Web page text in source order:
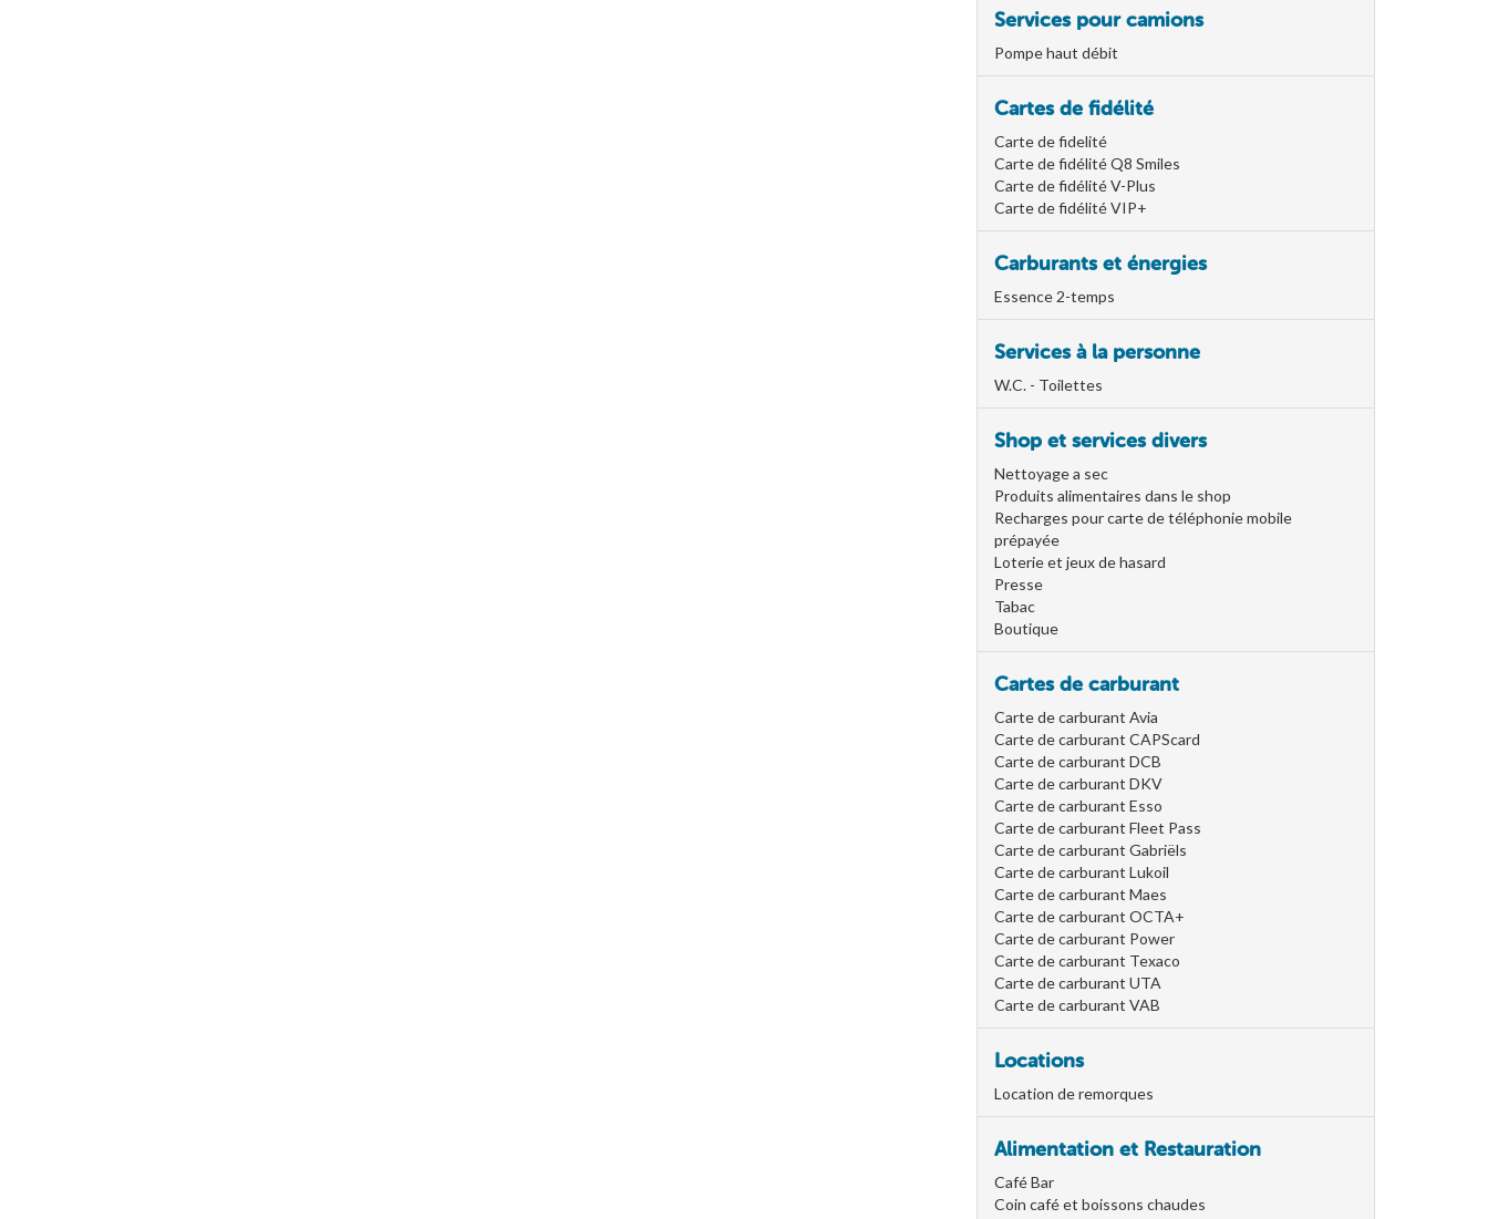
Services pour camions
Pompe haut débit
Cartes de fidélité
Carte de fidelité
Carte de fidélité Q8 Smiles
Carte de fidélité V-Plus
Carte de fidélité VIP+
Carburants et énergies
Essence 2-temps
Services à la personne
W.C. - Toilettes
Shop et services divers
Nettoyage a sec
Produits alimentaires dans le shop
Recharges pour carte de téléphonie mobile
prépayée
Loterie et jeux de hasard
Presse
Tabac
Boutique
Cartes de carburant
Carte de carburant Avia
Carte de carburant CAPScard
Carte de carburant DCB
Carte de carburant DKV
Carte de carburant Esso
Carte de carburant Fleet Pass
Carte de carburant Gabriëls
Carte de carburant Lukoil
Carte de carburant Maes
Carte de carburant OCTA+
Carte de carburant Power
Carte de carburant Texaco
Carte de carburant UTA
Carte de carburant VAB
Locations
Location de remorques
Alimentation et Restauration
Café Bar
Coin café et boissons chaudes